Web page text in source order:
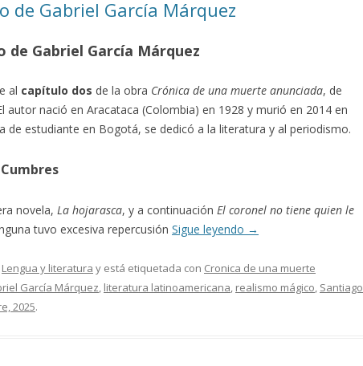
de Gabriel García Márquez
Gabriel García Márquez
al capítulo dos de la obra Crónica de una muerte anunciada, de
autor nació en Aracataca (Colombia) en 1928 y murió en 2014 en
de estudiante en Bogotá, se dedicó a la literatura y al periodismo.
novela, La hojarasca, y a continuación El coronel no tiene quien le
tuvo excesiva repercusión Sigue leyendo →
Lengua y literatura y está etiquetada con Cronica de una muerte
García Márquez, literatura latinoamericana, realismo mágico, Santiago
2025.